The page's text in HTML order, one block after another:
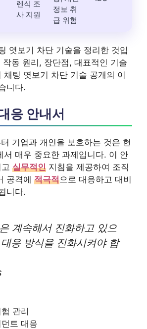
렌식 조
사 지원
정보 취
급 위험
엿보기 차단 기술을 정리한 것입
동 원리, 장단점, 대표적인 기술
채팅 엿보기 차단 기술 공개의 이
니다.
응 안내서
기업과 개인을 보호하는 것은 현
서 매우 중요한 과제입니다. 이 안
실무적인 지침을 제공하여 조직
공격에 적극적으로 대응하고 대비
니다.
계속해서 진화하고 있으
응 방식을 진화시켜야 합
관리
트 대응